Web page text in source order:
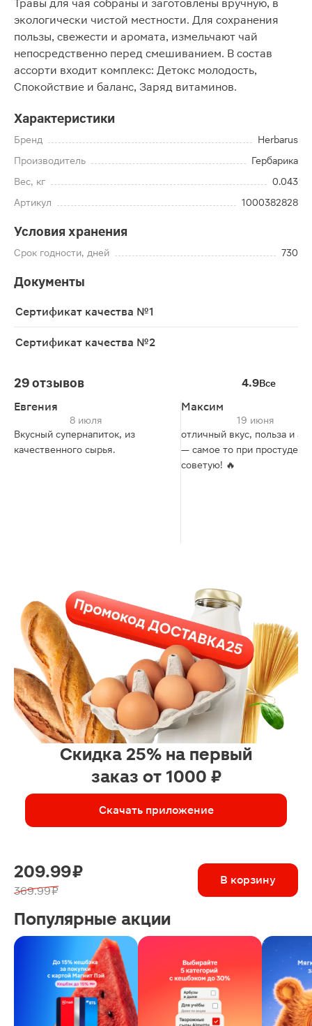
Травы для чая собраны и заготовлены вручную, в
экологически чистой местности. Для сохранения
пользы, свежести и аромата, измельчают чай
непосредственно перед смешиванием. В состав
ассорти входит комплекс: Детокс молодость,
Спокойствие и баланс, Заряд витаминов.
Характеристики
Бренд
Herbarus
Производитель
Гербарика
Вес, кг
0.043
Артикул
1000382828
Условия хранения
Срок годности, дней 730
Документы
Сертификат качества №1
Сертификат качества №2
29 отзывов 4.9Все
Евгения
8 июля
Вкусный супернапиток, из
качественного сырья.
Максим
19 июня
отличный вкус, польза и
— самое то при простуде,
советую! 🔥
Скидка 25% на первый
заказ от 1000 ₽
Скачать приложение
209.99 ₽
369.99 ₽
В корзину
Популярные акции